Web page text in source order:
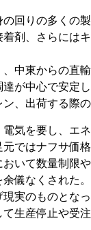
回りの多くの
剤、さらには
中東からの直
が中心で安定
、出荷する際
気を要し、エ
ではナフサ価
いて数量制限
儀なくされた
実のものとな
生産停止や受